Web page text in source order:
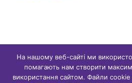
© Copyright,2026 сайт є власністю
захищено
На нашому веб-сайті ми
помагають нам створити
використання сайтом. Файли